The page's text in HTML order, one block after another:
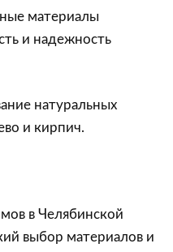
материалы
и надежность
натуральных
и кирпич.
в Челябинской
выбор материалов и